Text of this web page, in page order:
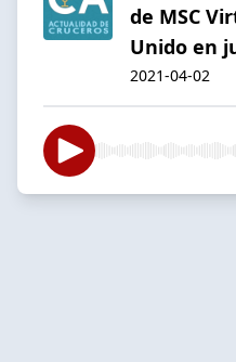
de MSC
Unido en
2021-04-02